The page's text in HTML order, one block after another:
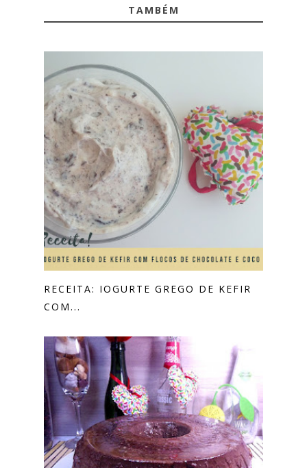
TAMBÉM
RECEITA: IOGURTE GREGO DE KEFIR
COM...